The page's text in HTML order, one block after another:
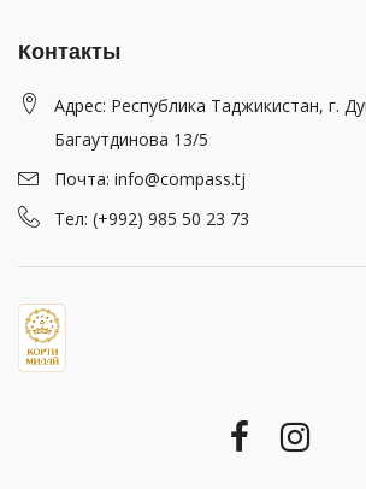
Контакты
Адрес: Республика Таджикистан, г.
Багаутдинова 13/5
Почта: info@compass.tj
Тел: (+992) 985 50 23 73